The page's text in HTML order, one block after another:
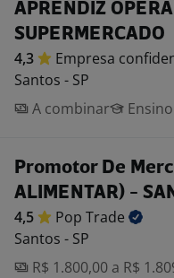
APRENDIZ
SUPERMERCADO
4,3 Empresa
Santos - SP
A combinar
Promotor De
ALIMENTAR) -
4,5 Pop Trade
Santos - SP
R$ 1.800,00 a R$